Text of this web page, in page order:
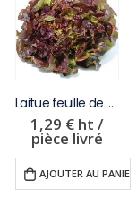
Laitue feuille de chêne rouge STD – P
1,29 € ht /
pièce livré
AJOUTER AU PANIER